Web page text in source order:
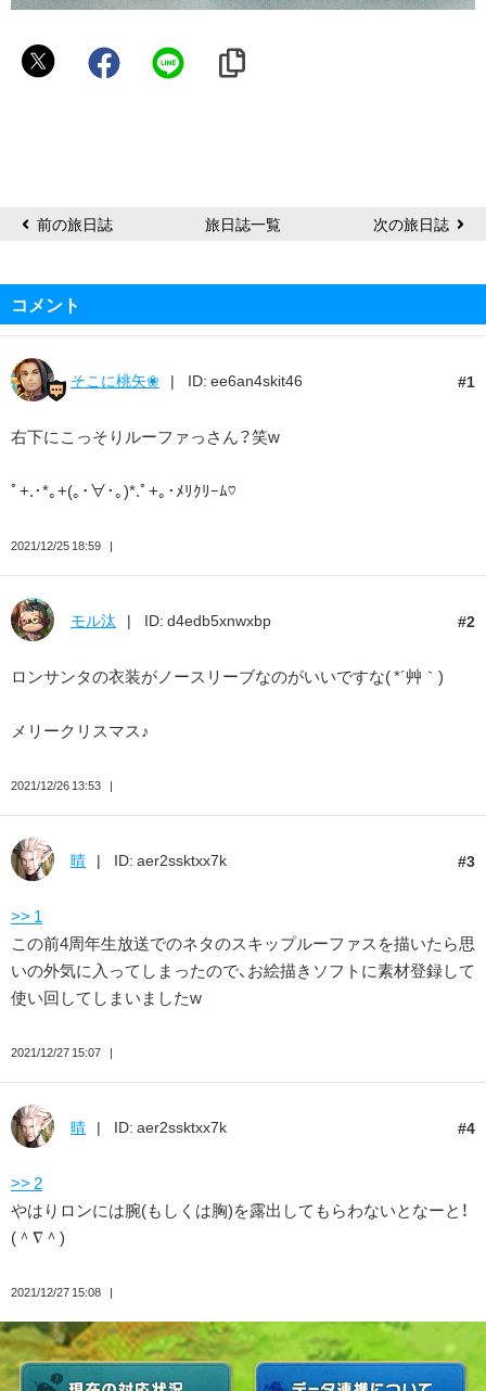
晴
前の旅日誌 旅日誌一覧 次の旅日誌
コメント
1
そこに桃矢❀ ID: ee6an4skit46
右下にこっそりルーファっさん？笑w
ﾟ+.･*｡+(｡･∀･｡)*.ﾟ+｡･ﾒﾘｸﾘｰﾑ♡
2021/12/25 18:59
2
モル汰 ID: d4edb5xnwxbp
ロンサンタの衣装がノースリーブなのがいいですな( *´艸｀)
メリークリスマス♪
2021/12/26 13:53
3
晴 ID: aer2ssktxx7k
>> 1
この前4周年生放送でのネタのスキップルーファスを描いたら思
いの外気に入ってしまったので、お絵描きソフトに素材登録して
使い回してしまいましたw
2021/12/27 15:07
4
晴 ID: aer2ssktxx7k
>> 2
やはりロンには腕(もしくは胸)を露出してもらわないとなーと！
(＾∇＾)
2021/12/27 15:08